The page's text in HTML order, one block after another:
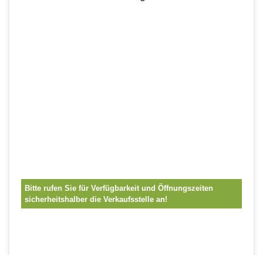
Bitte rufen Sie für Verfügbarkeit und Öffnungszeiten
sicherheitshalber die Verkaufsstelle an!